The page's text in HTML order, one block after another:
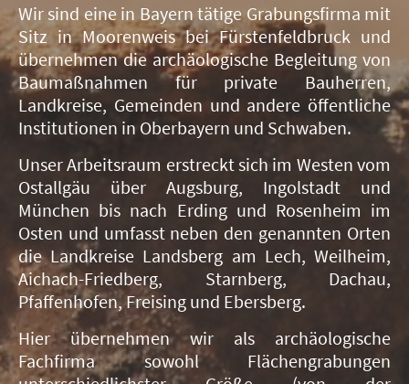
Wir sind eine in Bayern tätige Grabungsfirma mit
Sitz in Moorenweis bei Fürstenfeldbruck und
übernehmen die archäologische Begleitung von
Baumaßnahmen für private Bauherren,
Landkreise, Gemeinden und andere öffentliche
Institutionen in Oberbayern und Schwaben.
Unser Arbeitsraum erstreckt sich im Westen vom
Ostallgäu über Augsburg, Ingolstadt und
München bis nach Erding und Rosenheim im
Osten und umfasst neben den genannten Orten
die Landkreise Landsberg am Lech, Weilheim,
Aichach-Friedberg, Starnberg, Dachau,
Pfaffenhofen, Freising und Ebersberg.
Hier übernehmen wir als archäologische
Fachfirma sowohl Flächengrabungen